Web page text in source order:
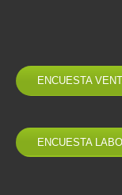
ENCUESTA
ENCUESTA